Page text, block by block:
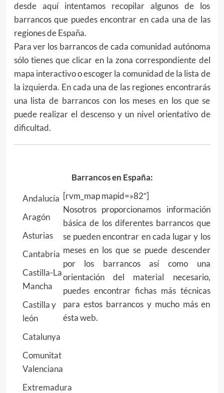
desde aquí intentamos recopilar algunos de los
barrancos que puedes encontrar en cada una de las
regiones de España.
Para ver los barrancos de cada comunidad autónoma
sólo tienes que clicar en la zona correspondiente del
mapa interactivo o escoger la comunidad de la lista de
la izquierda. En cada una de las regiones encontrarás
una lista de barrancos con los meses en los que se
puede realizar el descenso y un nivel orientativo de
dificultad.
Barrancos en España:
Andalucía
Aragón
Asturias
Cantabria
Castilla-La
Mancha
Castilla y
león
Catalunya
Comunitat
Valenciana
Extremadura
[rvm_map mapid=»82″]
Nosotros proporcionamos información
básica de los diferentes barrancos que
se pueden encontrar en cada lugar y los
meses en los que se puede descender
por los barrancos así como una
orientación del material necesario,
puedes encontrar fichas más técnicas
para estos barrancos y mucho más en
éstaweb.